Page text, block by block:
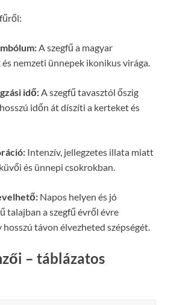
A szegfű a magyar
nemzeti ünnepek ikonikus virága.
idő:A szegfű tavasztól őszig
időn át díszíti a kerteket és
Intenzív, jellegzetes illata miatt
és ünnepi csokrokban.
Napos helyen és jó
talajban a szegfű évről évre
hosszú távon élvezheted szépségét.
– táblázatos